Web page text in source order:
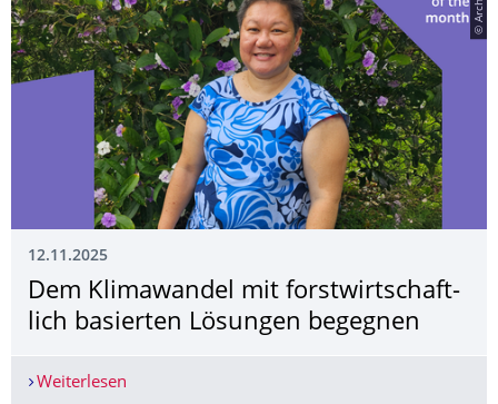
12.11.2025
Dem Klimawandel mit forstwirtschaft­
lich basierten Lösungen begegnen
Weiterlesen